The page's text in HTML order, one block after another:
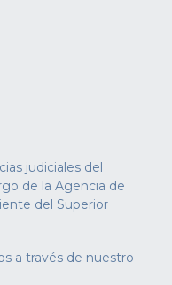
judiciales del
de la Agencia de
del Superior
a través de nuestro